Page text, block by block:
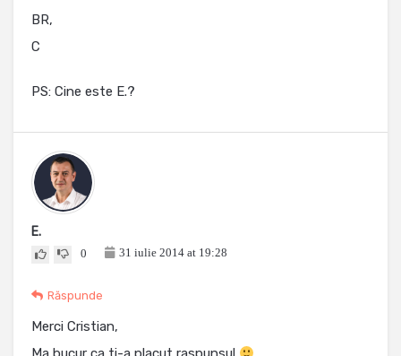
BR,
C
PS: Cine este E.?
E.
0 31 iulie 2014 at 19:28
Răspunde
Merci Cristian,